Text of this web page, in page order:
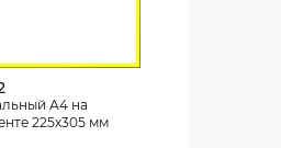
А4 на
225х305 мм